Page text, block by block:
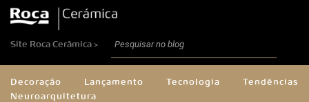
Site Roca Cerâmica >
Decoração Lançamento Tecnologia
Tendências
Neuroarquitetura